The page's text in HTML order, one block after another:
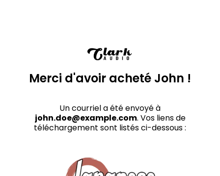
Merci d'avoir acheté John !
Un courriel a été envoyé à
john.doe@example.com. Vos liens de
téléchargement sont listés ci-dessous :